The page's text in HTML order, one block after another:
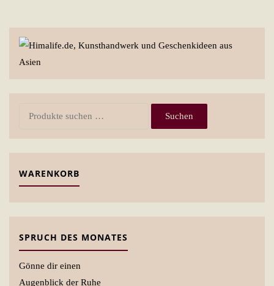
Suchen
Suchen
WARENKORB
SPRUCH DES MONATES
Gönne dir einen
Augenblick der Ruhe